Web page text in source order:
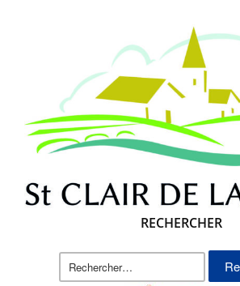
RECHERCHER
Rechercher :